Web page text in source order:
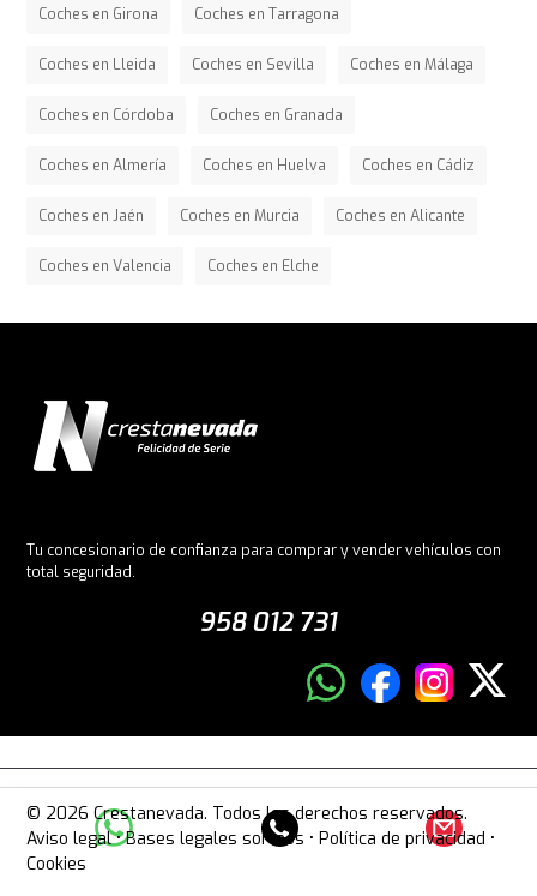
Coches en Girona Coches en Tarragona
Coches en Lleida Coches en Sevilla Coches en Málaga
Coches en Córdoba Coches en Granada
Coches en Almería Coches en Huelva Coches en Cádiz
Coches en Jaén Coches en Murcia Coches en Alicante
Coches en Valencia Coches en Elche
Tu concesionario de confianza para comprar y vender vehículos con
total seguridad.
958 012 731
© 2026 Crestanevada. Todos los derechos reservados.
Aviso legal•Bases legales sorteos •Política de privacidad •
Cookies